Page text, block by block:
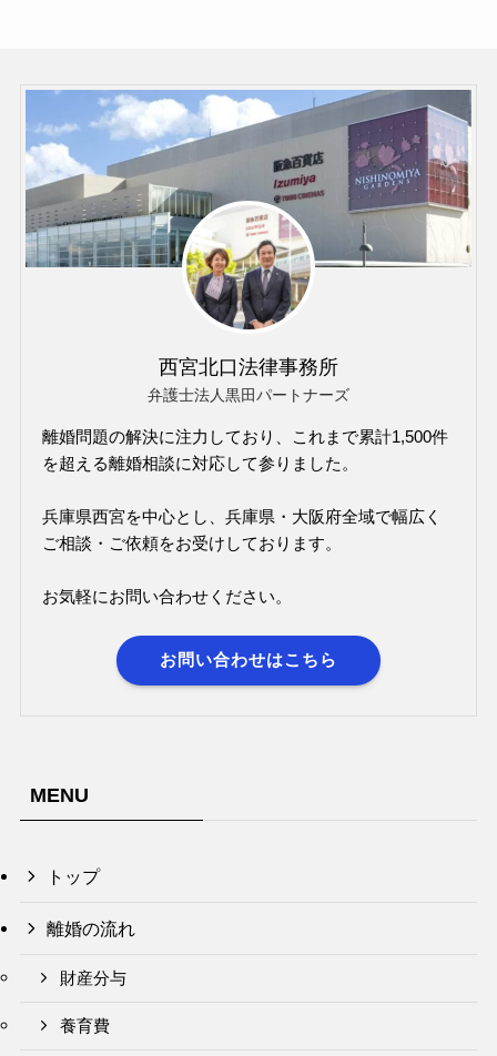
西宮北口法律事務所
弁護士法人黒田パートナーズ
離婚問題の解決に注力しており、これまで累計1,500件
を超える離婚相談に対応して参りました。
兵庫県西宮を中心とし、兵庫県・大阪府全域で幅広く
ご相談・ご依頼をお受けしております。
お気軽にお問い合わせください。
お問い合わせはこちら
MENU
トップ
離婚の流れ
財産分与
養育費